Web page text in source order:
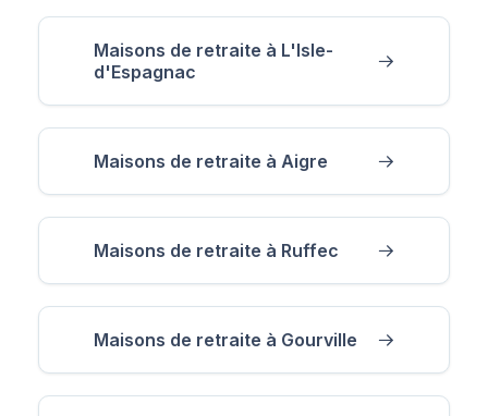
Maisons de retraite à L'Isle-
d'Espagnac
Maisons de retraite à Aigre
Maisons de retraite à Ruffec
Maisons de retraite à Gourville